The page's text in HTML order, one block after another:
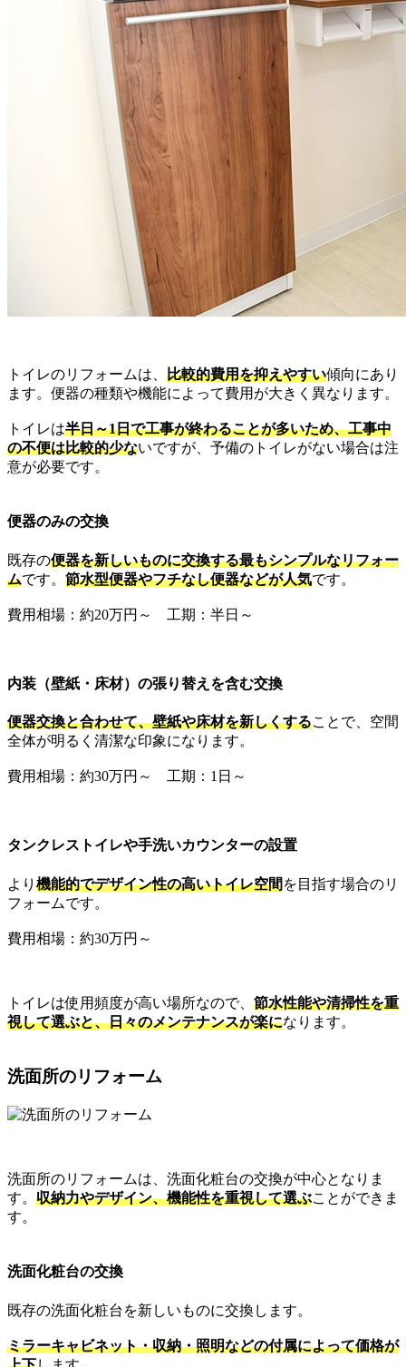
トイレのリフォームは、 比較的費用を抑えやすい傾向にあり
ます。便器の種類や機能によって費用が大きく異なります。
トイレは半日～1日で工事が終わることが多いため、工事中
の不便は比較的少ないですが、予備のトイレがない場合は注
意が必要です。
便器のみの交換
既存の便器を新しいものに交換する最もシンプルなリフォー
ムです。 節水型便器やフチなし便器などが人気です。
費用相場：約20万円～ 工期：半日～
内装（壁紙・床材）の張り替えを含む交換
便器交換と合わせて、壁紙や床材を新しくすることで、空間
全体が明るく清潔な印象になります。
費用相場：約30万円～ 工期：1日～
タンクレストイレや手洗いカウンターの設置
より 機能的でデザイン性の高いトイレ空間を目指す場合のリ
フォームです。
費用相場：約30万円～
トイレは使用頻度が高い場所なので、 節水性能や清掃性を重
視して選ぶと、日々のメンテナンスが楽になります。
洗面所のリフォーム
洗面所のリフォームは、洗面化粧台の交換が中心となりま
す。 収納力やデザイン、機能性を重視して選ぶことができま
す。
洗面化粧台の交換
既存の洗面化粧台を新しいものに交換します。
ミラーキャビネット・収納・照明などの付属によって価格が